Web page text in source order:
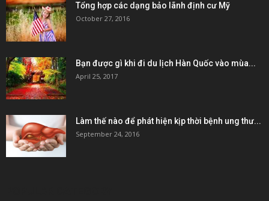
Tổng hợp các dạng bảo lãnh định cư Mỹ
October 27, 2016
Bạn được gì khi đi du lịch Hàn Quốc vào mùa...
April 25, 2017
Làm thế nào để phát hiện kịp thời bệnh ung thư...
September 24, 2016